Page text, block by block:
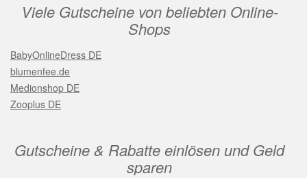
Viele Gutscheine von beliebten Online-
Shops
BabyOnlineDress DE
blumenfee.de
Medionshop DE
Zooplus DE
Gutscheine & Rabatte einlösen und Geld
sparen